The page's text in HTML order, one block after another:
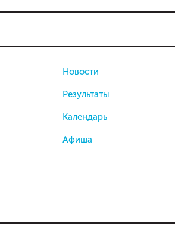
Новости
Результаты
Календарь
Афиша